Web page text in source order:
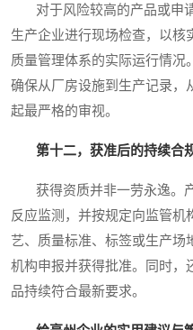
对于风险较高的产品或申
生产企业进行现场检查，以核
质量管理体系的实际运行情况
确保从厂房设施到生产记录，
起最严格的审视。
第十二，获准后的持续合
获得资质并非一劳永逸。
反应监测，并按规定向监管机
艺、质量标准、标签或生产场
机构申报并获得批准。同时，
品持续符合最新要求。